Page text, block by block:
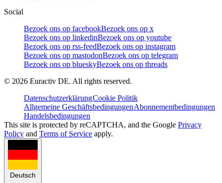
Social
Bezoek ons op facebookBezoek ons op x
Bezoek ons op linkedinBezoek ons op youtube
Bezoek ons op rss-feedBezoek ons op instagram
Bezoek ons op mastodonBezoek ons op telegram
Bezoek ons op blueskyBezoek ons op threads
© 2026 Euractiv DE. All rights reserved.
DatenschutzerklärungCookie Politik
Allgemeine GeschäftsbedingungenAbonnementbedingungen
Handelsbedingungen
This site is protected by reCAPTCHA, and the Google Privacy
Policy and Terms of Service apply.
Deutsch